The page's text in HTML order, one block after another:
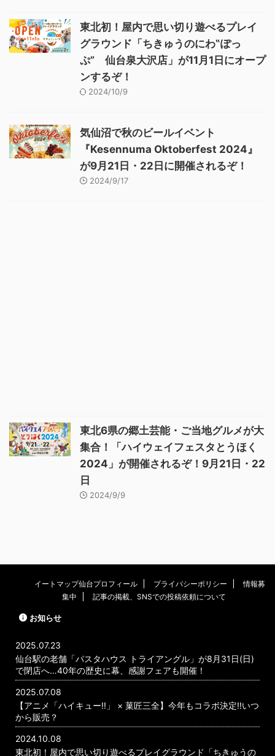
東北初！屋内で思い切り遊べるプレイ
グラウンド「ちきゅうのにわ‟ぽっ
ぷ” 仙台泉大沢店」が11月1日にオープ
ンするぞ！
2024/10/9
気仙沼で秋のビールイベント
『Kesennuma Oktoberfest 2024』
が9月21日・22日に開催されるぞ！
2024/9/17
東北6県の郷土芸能・ご当地グルメが大
集合！「ハイウェイフェスタとうほく
2024」が開催されるぞ！9月21日・22
日
2024/9/9
イートマップ仙台プロフィール プライバシーポリシー
情報募
集中
記事の掲載、SNSでの投稿依頼について
お知らせ
2025.07.23
仙台駅の老舗「パスタハウス トライアングル」が8月31日(日)
で閉店へ…40年の歴史に幕、感謝フェアも開催！
2025.07.08
【アニメ「ハイキュー!!」 × 菓匠三全】今年もコラボ決定!!いつ
から販売？
2024.10.08
東北初！屋内で思い切り遊べるプレイグラウンド「ちきゅうの